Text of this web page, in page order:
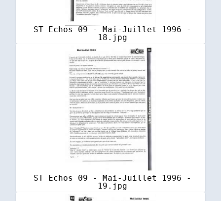
ST Echos 09 - Mai-Juillet 1996 -
18.jpg
ST Echos 09 - Mai-Juillet 1996 -
19.jpg